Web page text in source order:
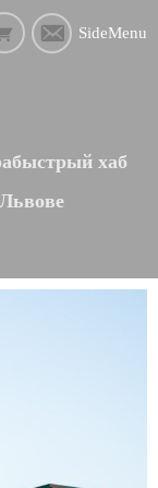
SideMenu
хаб